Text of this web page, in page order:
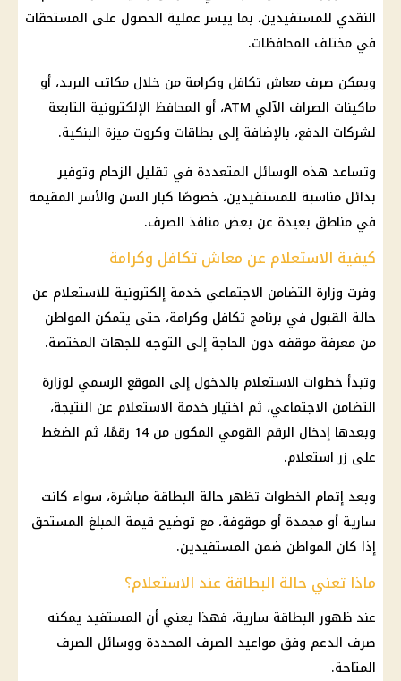
النقدي للمستفيدين، بما ييسر عملية الحصول على المستحقات
في مختلف المحافظات.
ويمكن صرف معاش تكافل وكرامة من خلال مكاتب البريد، أو
ماكينات الصراف الآلي ATM، أو المحافظ الإلكترونية التابعة
لشركات الدفع، بالإضافة إلى بطاقات وكروت ميزة البنكية.
وتساعد هذه الوسائل المتعددة في تقليل الزحام وتوفير
بدائل مناسبة للمستفيدين، خصوصًا كبار السن والأسر المقيمة
في مناطق بعيدة عن بعض منافذ الصرف.
كيفية الاستعلام عن معاش تكافل وكرامة
وفرت وزارة التضامن الاجتماعي خدمة إلكترونية للاستعلام عن
حالة القبول في برنامج تكافل وكرامة، حتى يتمكن المواطن
من معرفة موقفه دون الحاجة إلى التوجه للجهات المختصة.
وتبدأ خطوات الاستعلام بالدخول إلى الموقع الرسمي لوزارة
التضامن الاجتماعي، ثم اختيار خدمة الاستعلام عن النتيجة،
وبعدها إدخال الرقم القومي المكون من 14 رقمًا، ثم الضغط
على زر استعلام.
وبعد إتمام الخطوات تظهر حالة البطاقة مباشرة، سواء كانت
سارية أو مجمدة أو موقوفة، مع توضيح قيمة المبلغ المستحق
إذا كان المواطن ضمن المستفيدين.
ماذا تعني حالة البطاقة عند الاستعلام؟
عند ظهور البطاقة سارية، فهذا يعني أن المستفيد يمكنه
صرف الدعم وفق مواعيد الصرف المحددة ووسائل الصرف
المتاحة.